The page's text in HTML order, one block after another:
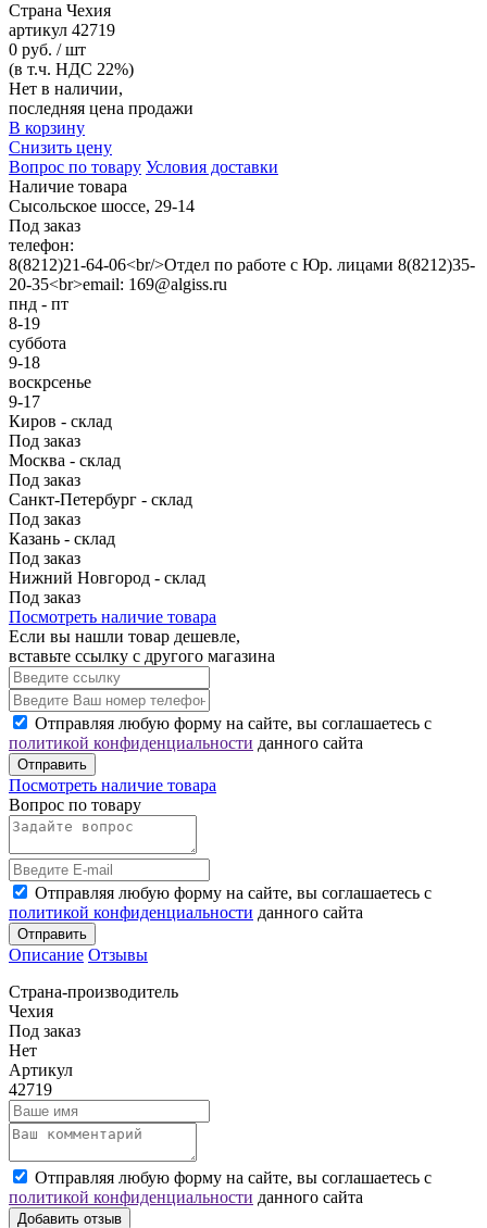
Страна Чехия
артикул 42719
0 руб. / шт
(в т.ч. НДС 22%)
Нет в наличии,
последняя цена продажи
В корзину
Снизить цену
Вопрос по товару Условия доставки
Наличие товара
Сысольское шоссе, 29-14
Под заказ
телефон:
8(8212)21-64-06<br/>Отдел по работе с Юр. лицами 8(8212)35-
20-35<br>email: 169@algiss.ru
пнд - пт
8-19
суббота
9-18
воскрсенье
9-17
Киров - склад
Под заказ
Москва - склад
Под заказ
Санкт-Петербург - склад
Под заказ
Казань - склад
Под заказ
Нижний Новгород - склад
Под заказ
Посмотреть наличие товара
Если вы нашли товар дешевле,
вставьте ссылку с другого магазина
Отправляя любую форму на сайте, вы соглашаетесь с
политикой конфиденциальности данного сайта
Отправить
Посмотреть наличие товара
Вопрос по товару
Отправляя любую форму на сайте, вы соглашаетесь с
политикой конфиденциальности данного сайта
Отправить
Описание Отзывы
Страна-производитель
Чехия
Под заказ
Нет
Артикул
42719
Отправляя любую форму на сайте, вы соглашаетесь с
политикой конфиденциальности данного сайта
Добавить отзыв